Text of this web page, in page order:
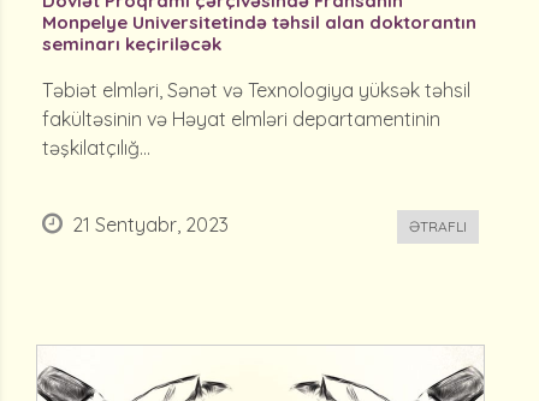
Monpelye Universitetində təhsil alan doktorantın
seminarı keçiriləcək
Təbiət elmləri, Sənət və Texnologiya yüksək təhsil
fakültəsinin və Həyat elmləri departamentinin
təşkilatçılığ...
21 Sentyabr, 2023 ƏTRAFLI